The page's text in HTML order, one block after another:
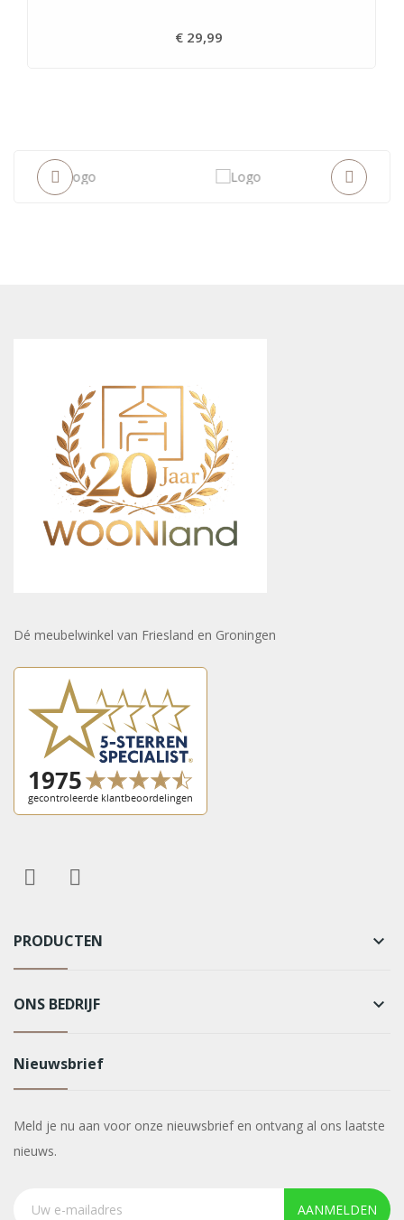
€ 29,99
Dé meubelwinkel van Friesland en Groningen
PRODUCTEN keyboard_arrow_down
ONS BEDRIJF keyboard_arrow_down
Nieuwsbrief
Meld je nu aan voor onze nieuwsbrief en ontvang al ons laatste
nieuws.
AANMELDEN